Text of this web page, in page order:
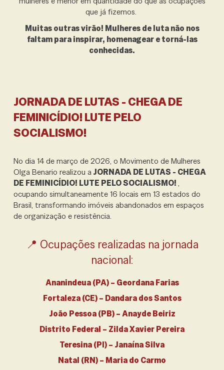
que já fizemos.
Muitas outras virão! Mulheres de luta não nos
faltam para inspirar, homenagear e torná-las
conhecidas.
JORNADA DE LUTAS - CHEGA DE
FEMINICÍDIO! LUTE PELO
SOCIALISMO!
No dia 14 de março de 2026, o Movimento de Mulheres
Olga Benario realizou aJORNADA DE LUTAS - CHEGA
DE FEMINICÍDIO! LUTE PELO SOCIALISMO!,
ocupando simultaneamente 16 locais em 13 estados do
Brasil, transformando imóveis abandonados em espaços
de organização e resistência.
📍 Ocupações realizadas na jornada
nacional:
Ananindeua (PA) – Geordana Farias
Fortaleza (CE) – Dandara dos Santos
João Pessoa (PB) – Anayde Beiriz
Distrito Federal – Zilda Xavier Pereira
Teresina (PI) – Janaína Silva
Natal (RN) – Maria do Carmo